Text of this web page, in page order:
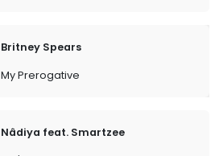
Britney Spears
My Prerogative
Nâdiya feat. Smartzee